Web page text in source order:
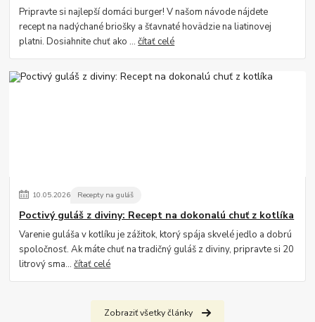
Pripravte si najlepší domáci burger! V našom návode nájdete
recept na nadýchané briošky a šťavnaté hovädzie na liatinovej
platni. Dosiahnite chuť ako ...čítať celé
10.05.2026 Recepty na guláš
Poctivý guláš z diviny: Recept na dokonalú chuť z kotlíka
Varenie guláša v kotlíku je zážitok, ktorý spája skvelé jedlo a dobrú
spoločnosť. Ak máte chuť na tradičný guláš z diviny, pripravte si 20
litrový sma...čítať celé
Zobraziť všetky články